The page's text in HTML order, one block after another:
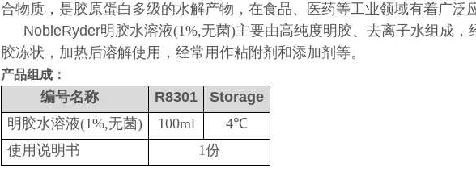
合物质，是胶原蛋白多级的水解产物，在食品、医药等工业领域有着广泛
NobleRyder明胶水溶液(1%,无菌)主要由高纯度明胶、去离子水组成
胶冻状，加热后溶解使用，经常用作粘附剂和添加剂等。
产品组成：
编号名称 R8301
Storage
明胶水溶液(1%,无菌)
100ml
4℃
使用说明书
1份